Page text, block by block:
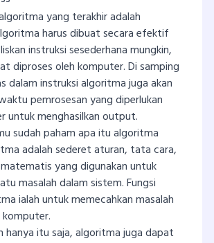
yang terakhir adalah
harus dibuat secara efektif
instruksi sesederhana mungkin,
diproses oleh komputer. Di samping
dalam instruksi algoritma juga akan
pemrosesan yang diperlukan
untuk menghasilkan output.
sudah paham apa itu algoritma
adalah sederet aturan, tata cara,
yang digunakan untuk
masalah dalam sistem. Fungsi
ialah untuk memecahkan masalah
hanya itu saja, algoritma juga dapat